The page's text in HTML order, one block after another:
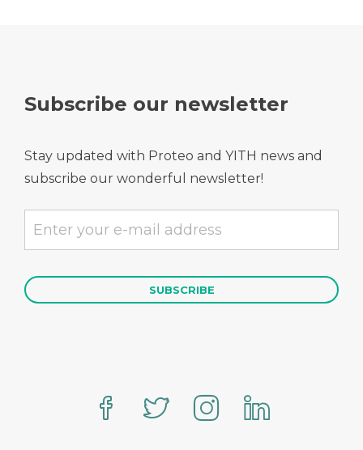
Subscribe our newsletter
Stay updated with Proteo and YITH news and
subscribe our wonderful newsletter!